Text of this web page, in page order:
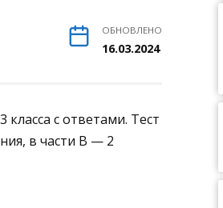
ОБНОВЛЕНО
16.03.2024
с ответами. Тест
в части В — 2